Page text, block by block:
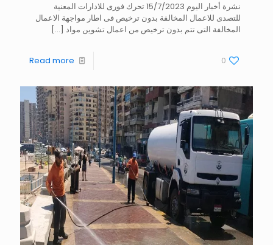
نشرة أخبار اليوم 15/7/2023 تحرك فورى للادارات المعنية
للتصدى للاعمال المخالفة بدون ترخيص فى اطار مواجهة الاعمال
المخالفة التى تتم بدون ترخيص من اعمال تشوين مواد […]
0
Read more